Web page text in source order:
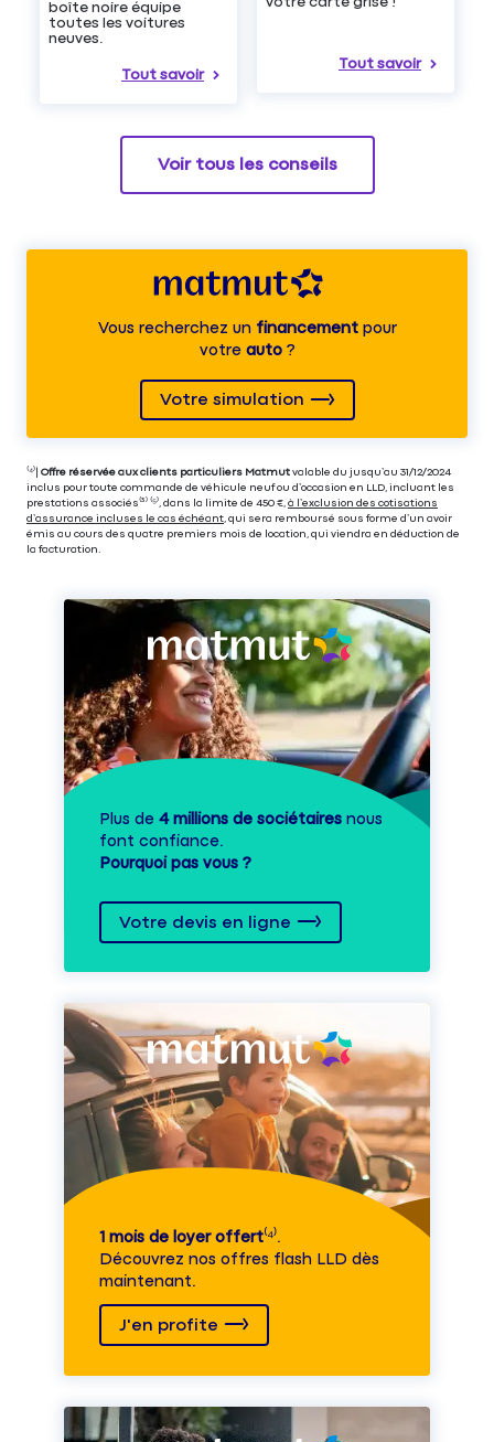
boîte noire équipe
toutes les voitures
neuves.
Tout savoir
Tout savoir
Voir tous les conseils
Vous recherchez unfinancementpour
votre auto?
Votre simulation
⁽⁴⁾| Offre réservée aux clients particuliers Matmut valable du jusqu’au 31/12/2024
inclus pour toute commande de véhicule neuf ou d’occasion en LLD, incluant les
prestations associés⁽³⁾ ⁽⁵⁾, dans la limite de 450 €, à l’exclusion des cotisations
d’assurance incluses le cas échéant, qui sera remboursé sous forme d’un avoir
émis au cours des quatre premiers mois de location, qui viendra en déduction de
la facturation.
Plus de 4 millions de sociétaires nous
font confiance.
Pourquoi pas vous ?
Votre devis en ligne
1 mois de loyer offert⁽⁴⁾.
Découvrez nos offres flash LLD dès
maintenant.
J'en profite